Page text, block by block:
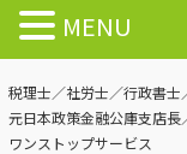
税理士／社労士／行政書
元日本政策金融公庫支店
ワンストップサービス
MENU